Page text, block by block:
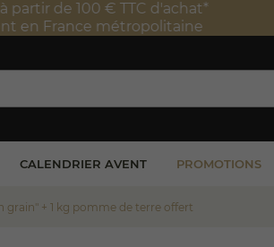
de 100 € TTC d'achat*
France métropolitaine
CALENDRIER AVENT PROMOTIONS
grain" + 1 kg pomme de terre offert